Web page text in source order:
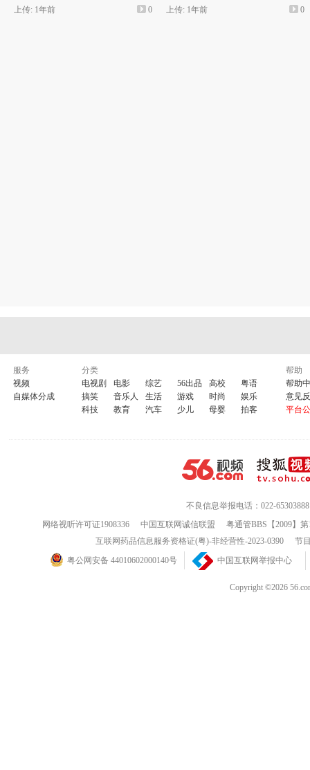
上传: 1年前 0 上传: 1年前 0
服务
视频
自媒体分成
分类
电视剧
电影 综艺 56出品 高校
粤语
搞笑
音乐人 生活 游戏 时尚
娱乐
科技
教育 汽车 少儿 母婴 拍客
帮助
帮助
意见
平台
不良信息举报电话：022-65303888
网络视听许可证1908336
中国互联网诚信联盟
粤通管BBS【2009】
互联网药品信息服务资格证(粤)-非经营性-2023-0390
节
粤公网安备 44010602000140号
中国互联网举报中心
Copyright ©2026